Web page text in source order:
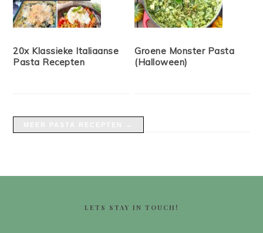
20x Klassieke Italiaanse
Pasta Recepten
Groene Monster Pasta
(Halloween)
LETS STAY IN TOUCH!